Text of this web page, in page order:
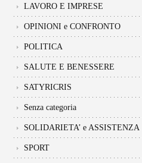
LAVORO E IMPRESE
OPINIONI e CONFRONTO
POLITICA
SALUTE E BENESSERE
SATYRICRIS
Senza categoria
SOLIDARIETA’ e ASSISTENZA
SPORT